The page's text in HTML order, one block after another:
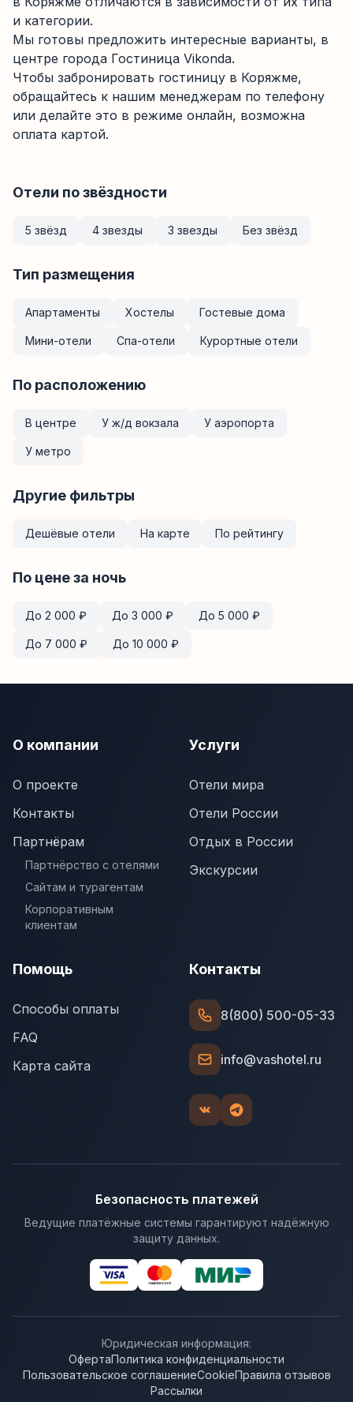
и категории.
Мы готовы предложить интересные варианты, в
центре города Гостиница Vikonda.
Чтобы забронировать гостиницу в Коряжме,
обращайтесь к нашим менеджерам по телефону
или делайте это в режиме онлайн, возможна
оплата картой.
Отели по звёздности
5 звёзд 4 звезды 3 звезды Без звёзд
Тип размещения
Апартаменты Хостелы Гостевые дома
Мини-отели Спа-отели Курортные отели
По расположению
В центре У ж/д вокзала У аэропорта
У метро
Другие фильтры
Дешёвые отели На карте По рейтингу
По цене за ночь
До 2 000 ₽ До 3 000 ₽ До 5 000 ₽
До 7 000 ₽ До 10 000 ₽
О компании
О проекте
Контакты
Партнёрам
Партнёрство с отелями
Сайтам и турагентам
Корпоративным
клиентам
Услуги
Отели мира
Отели России
Отдых в России
Экскурсии
Помощь
Способы оплаты
FAQ
Карта сайта
Контакты
8(800) 500-05-33
info@vashotel.ru
Безопасность платежей
Ведущие платёжные системы гарантируют надёжную
защиту данных.
Юридическая информация:
ОфертаПолитика конфиденциальности
Пользовательское соглашениеCookieПравила отзывов
Рассылки